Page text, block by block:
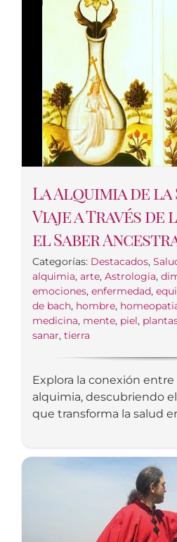
La Alquimia de la
Viaje a Través de
el Saber
Categorías: Destacados,
alquimia, arte, Astrologia,
emociones, enfermedad,
de bach, hombre,
medicina, mente, piel,
sanar, tierra
Explora la conexión
alquimia, descubriendo
que transforma la salud